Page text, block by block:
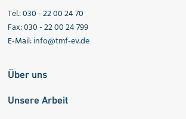
Tel.: 030 - 22 00 24 70
Fax: 030 - 22 00 24 799
E-Mail:info@tmf-ev.de
Über uns
Unsere Arbeit